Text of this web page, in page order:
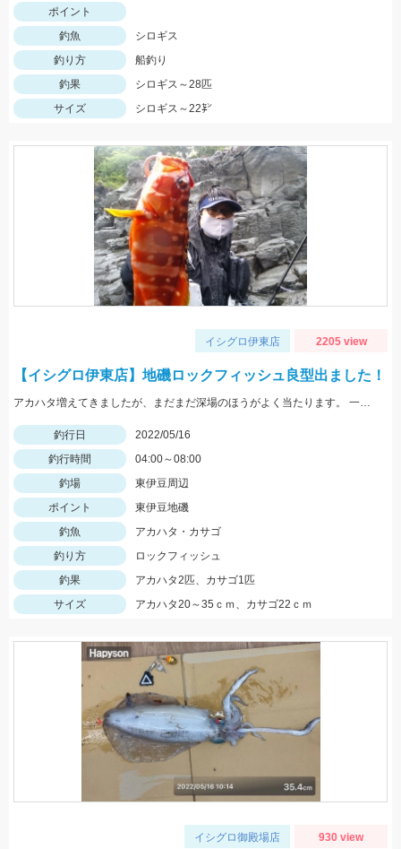
ポイント
釣魚
シロギス
釣り方
船釣り
釣果
シロギス～28匹
サイズ
シロギス～22㌢
イシグロ伊東店 2205 view
【イシグロ伊東店】地磯ロックフィッシュ良型出ました！
アカハタ増えてきましたが、まだまだ深場のほうがよく当たります。 一誠ジャコバグ3.2インチのテキサスリグでヒット。
釣行日
2022/05/16
釣行時間
04:00～08:00
釣場
東伊豆周辺
ポイント
東伊豆地磯
釣魚
アカハタ・カサゴ
釣り方
ロックフィッシュ
釣果
アカハタ2匹、カサゴ1匹
サイズ
アカハタ20～35ｃｍ、カサゴ22ｃｍ
イシグロ御殿場店 930 view